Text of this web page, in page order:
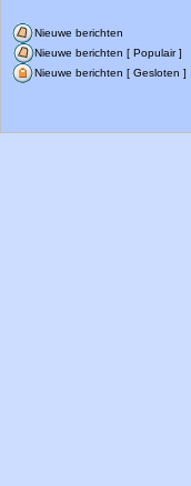
Nieuwe berichten
Nieuwe berichten [ Populair ]
Nieuwe berichten [ Gesloten ]